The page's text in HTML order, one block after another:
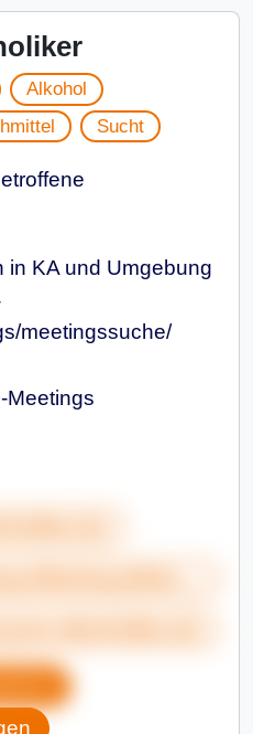
Alkohol
Sucht
in KA und Umgebung
meetingssuche/
Meetings